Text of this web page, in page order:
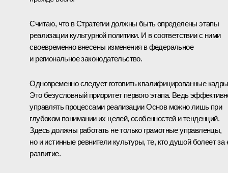
Считаю, что в Стратегии должны быть определены этапы
реализации культурной политики. И в соответствии с ними
своевременно внесены изменения в федеральное
и региональное законодательство.
Одновременно следует готовить квалифицированные
Это безусловный приоритет первого этапа. Ведь
управлять процессами реализации Основ можно лишь при
глубоком понимании их целей, особенностей и тенденций.
Здесь должны работать не только грамотные управленцы,
но и истинные ревнители культуры, те, кто душой болеет за
развитие.